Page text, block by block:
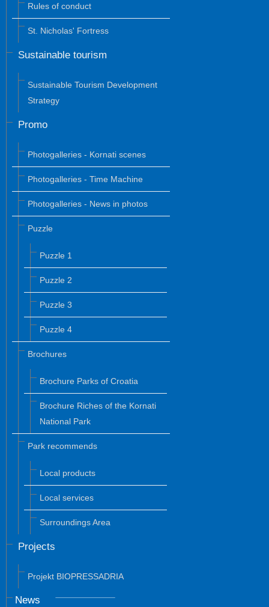
Rules of conduct
St. Nicholas' Fortress
Sustainable tourism
Sustainable Tourism Development
Strategy
Promo
Photogalleries - Kornati scenes
Photogalleries - Time Machine
Photogalleries - News in photos
Puzzle
Puzzle 1
Puzzle 2
Puzzle 3
Puzzle 4
Brochures
Brochure Parks of Croatia
Brochure Riches of the Kornati
National Park
Park recommends
Local products
Local services
Surroundings Area
Projects
Projekt BIOPRESSADRIA
News